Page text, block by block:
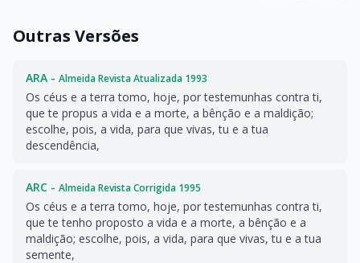
Outras Versões
ARA - Almeida Revista Atualizada 1993
Os céus e a terra tomo, hoje, por testemunhas contra ti,
que te propus a vida e a morte, a bênção e a maldição;
escolhe, pois, a vida, para que vivas, tu e a tua
descendência,
ARC - Almeida Revista Corrigida 1995
Os céus e a terra tomo, hoje, por testemunhas contra ti,
que te tenho proposto a vida e a morte, a bênção e a
maldição; escolhe, pois, a vida, para que vivas, tu e a tua
semente,